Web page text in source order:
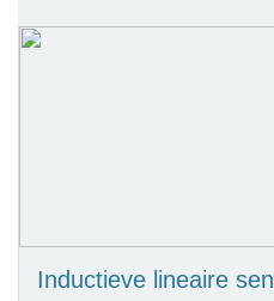
Inductieve lineaire